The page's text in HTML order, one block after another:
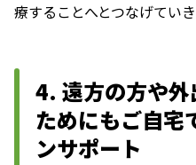
療することへとつなげていき
4. 遠方の方や
ためにもご自宅
ンサポート